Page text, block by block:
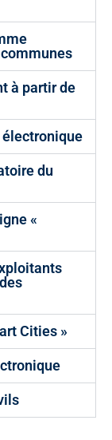
à partir de
du
«
Cities »